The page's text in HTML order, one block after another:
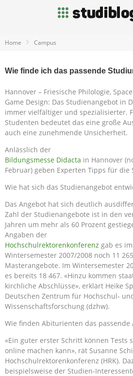
Home Campus
Wie finde ich das passende
Hannover – Friesische Philologie,
Game Design: Das Studienangebot in
immer vielfältiger und spezialisierter.
Studenten bedeutet das eine große
auch eine zunehmende Unsicherheit.
Anlässlich der
Bildungsmesse Didacta in Hannover
Februar) geben Experten Tipps für die
Wie hat sich das Studienangebot
Das Angebot hat sich deutlich
Zahl der Studienangebote ist in den
Jahren um mehr als 60 Prozent
Angaben der
Hochschulrektorenkonferenz gab es im
Wintersemester 2007/2008 noch 11
Masterangebote. Im Wintersemester
es bereits 18 467. «Hinzu kommen
kirchliche Abschlüsse», erklärt Heike
Deutschen Zentrum für Hochschul-
Wissenschaftsforschung (dzhw).
Wie finden Abiturienten das passende
«Ein guter erster Schritt können Tests
online machen kann», rät Susanne
Hochschulrektorenkonferenz (HRK).
beispielsweise der Studien-